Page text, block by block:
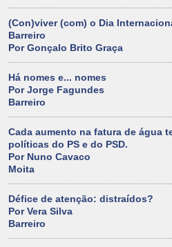
(Con)viver (com) o Dia
Barreiro
Por Gonçalo Brito Graça
Há nomes e... nomes
Por Jorge Fagundes
Barreiro
Cada aumento na fatura de água
políticas do PS e do PSD.
Por Nuno Cavaco
Moita
Défice de atenção: distraídos?
Por Vera Silva
Barreiro